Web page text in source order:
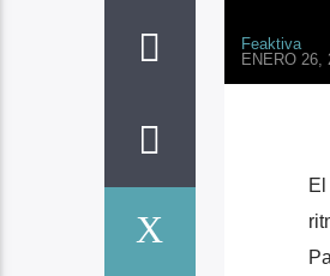
Feaktiva
ENERO 26,